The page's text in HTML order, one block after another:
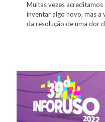
Muitas vezes
inventar algo novo, mas a
da resolução de uma dor